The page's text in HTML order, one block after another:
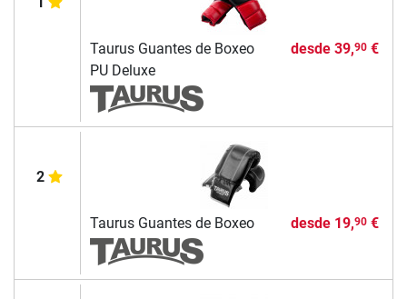
Taurus Guantes de Boxeo
PU Deluxe
desde 39,90€
2
Taurus Guantes de Boxeo desde 19,90€